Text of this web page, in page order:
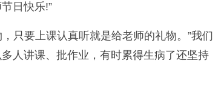
日快乐!”
只要上课认真听就是给老师的礼物。”我们
人讲课、批作业，有时累得生病了还坚持